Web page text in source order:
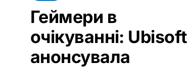
Геймери в
очікуванні: Ubisoft
анонсувала